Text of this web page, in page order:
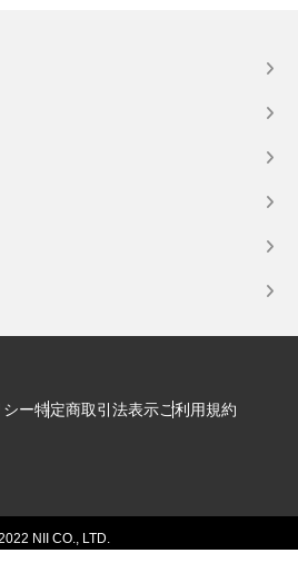
ー特定商取引法表示ご利用規約
NII CO., LTD.